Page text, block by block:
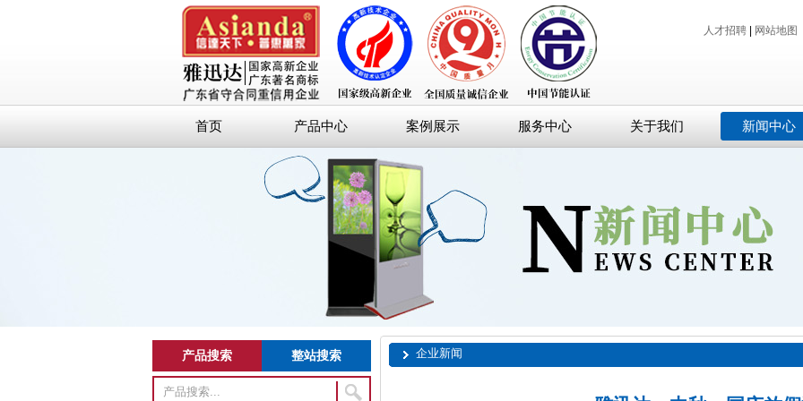
人才招聘| 网站地图
首页 产品中心 案例展示 服务中心 关于我们 新闻中心
产品搜索 整站搜索 企业新闻